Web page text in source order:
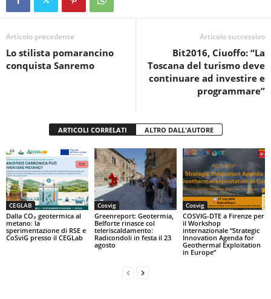
b
o
o
A
p
vi
Articolo precedente
Lo stilista pomarancino
conquista Sanremo
Articolo successivo
Bit2016, Ciuoffo: “La
Toscana del turismo deve
continuare ad investire e
programmare”
ARTICOLI CORRELATI ALTRO DALL'AUTORE
CEGLAB
Dalla CO₂ geotermica al
metano: la
sperimentazione di RSE e
CoSviG presso il CEGLab
Cosvig
Greenreport: Geotermia,
Belforte rinasce col
teleriscaldamento:
Radicondoli in festa il 23
agosto
Cosvig
COSVIG-DTE a Firenze per
il Workshop
internazionale “Strategic
Innovation Agenda for
Geothermal Exploitation
in Europe”